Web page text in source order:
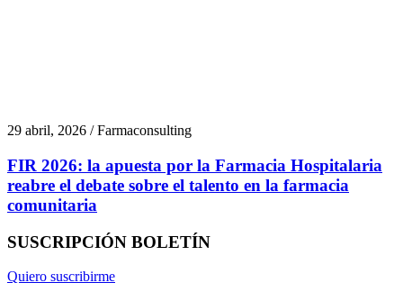
29 abril, 2026 / Farmaconsulting
FIR 2026: la apuesta por la Farmacia Hospitalaria
reabre el debate sobre el talento en la farmacia
comunitaria
SUSCRIPCIÓN BOLETÍN
Quiero suscribirme